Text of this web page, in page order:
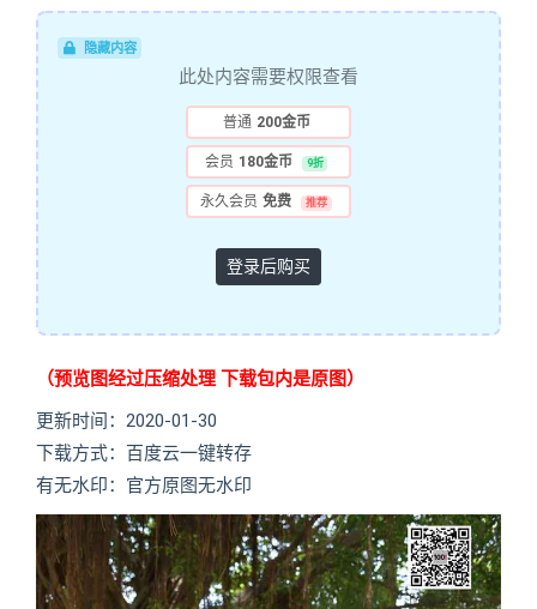
隐藏内容
此处内容需要权限查看
普通 200金币
会员 180金币 9折
永久会员 免费 推荐
登录后购买
（预览图经过压缩处理 下载包内是原图）
更新时间：2020-01-30
下载方式：百度云一键转存
有无水印：官方原图无水印